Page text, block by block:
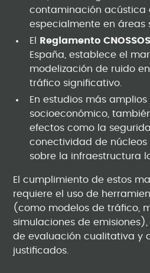
contaminación acústica
especialmente en áreas
El
Reglamento
España, establece el
modelización de ruido
tráfico significativo.
En estudios más
socioeconómico,
efectos como la
conectividad de núcleos
sobre la infraestructura
El cumplimiento de estos
requiere el uso de
(como modelos de tráfico,
simulaciones de
de evaluación cualitativa y
justificados.